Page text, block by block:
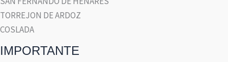
TORREJON DE ARDOZ
COSLADA
IMPORTANTE